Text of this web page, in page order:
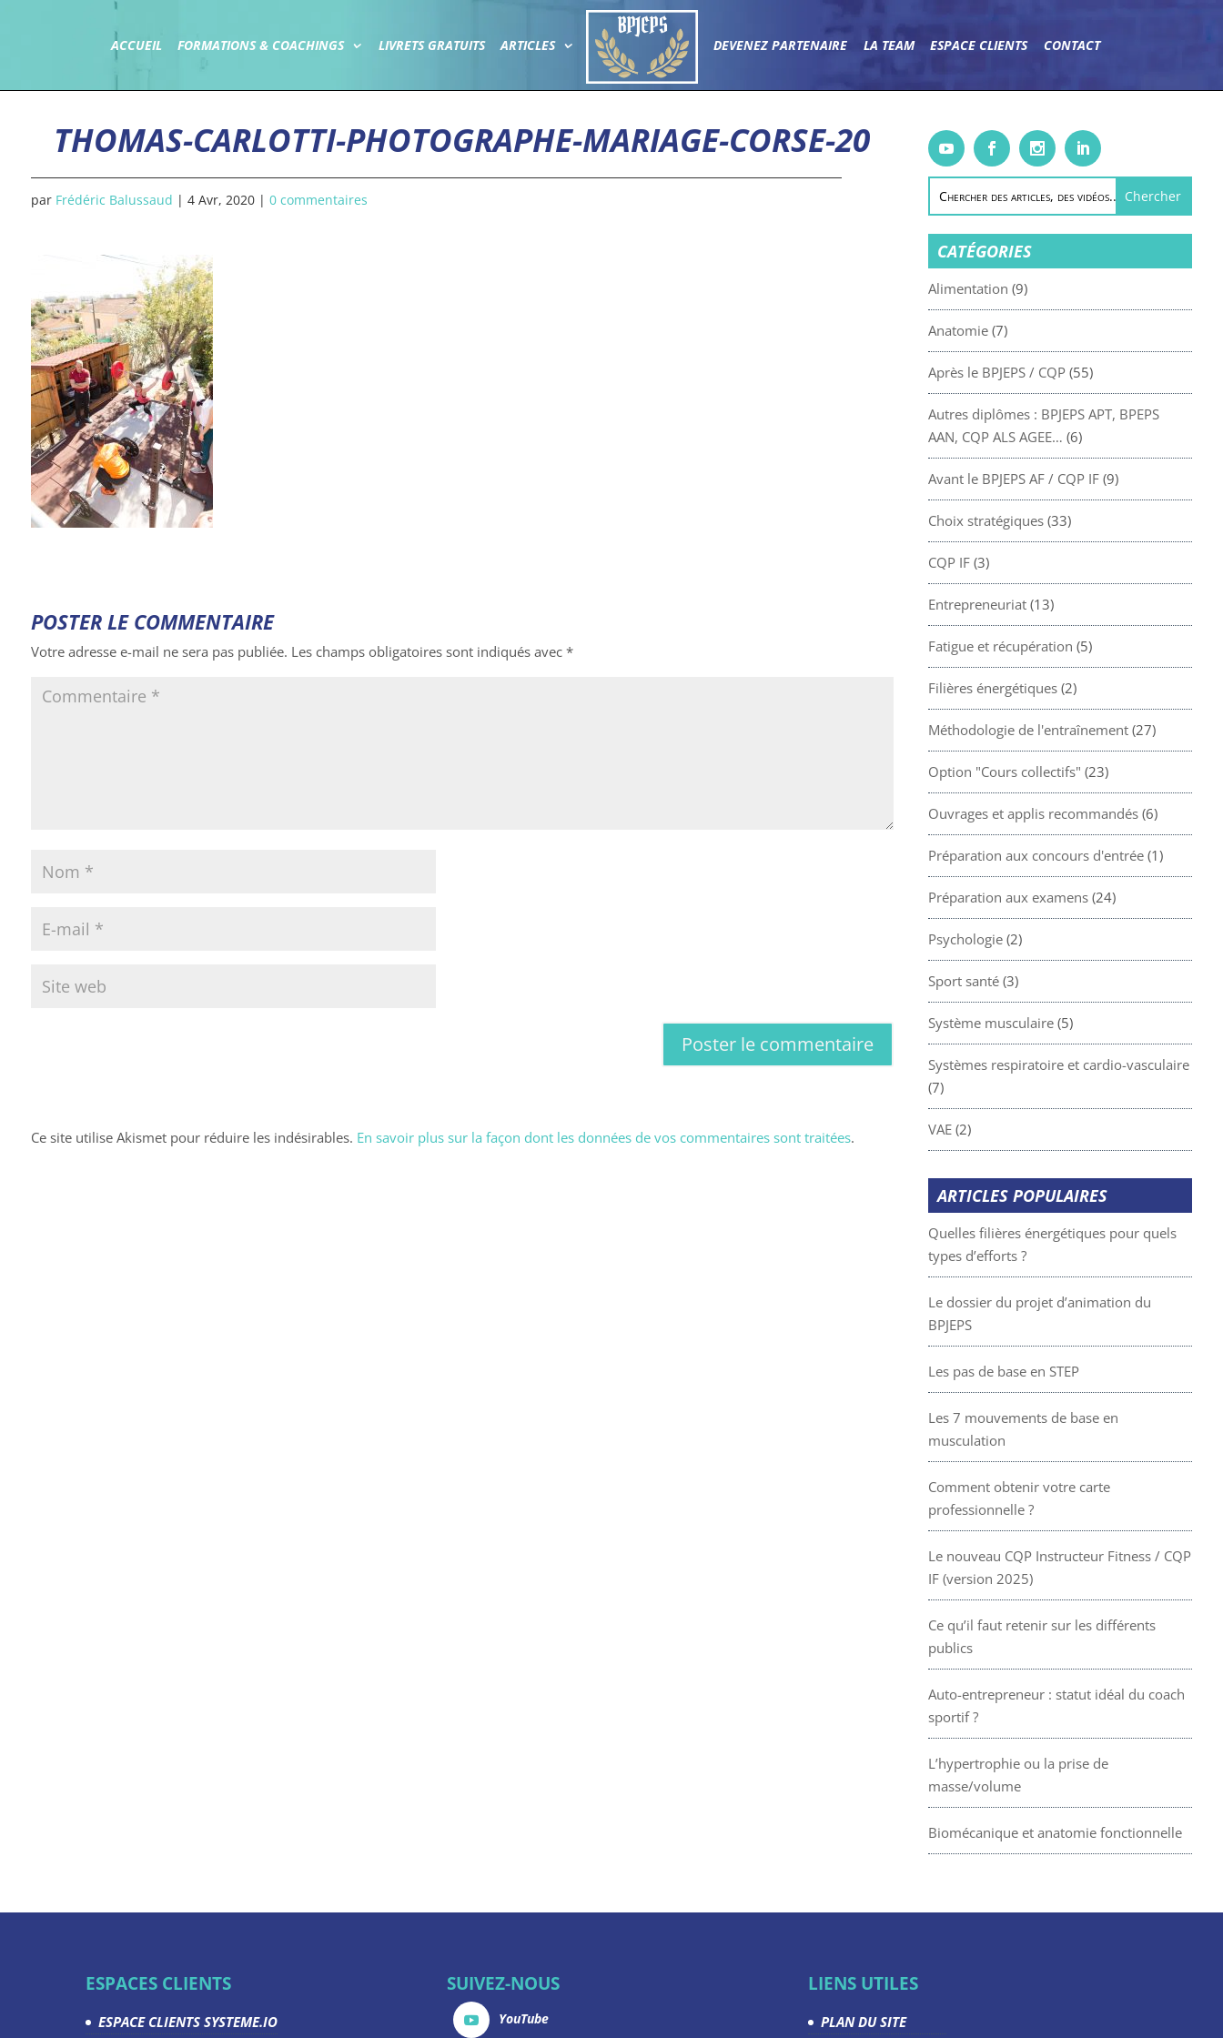
ACCUEIL FORMATIONS & COACHINGS LIVRETS GRATUITS ARTICLES DEVENEZ PARTENAIRE LA TEAM ESPACE CLIENTS CONTACT
THOMAS-CARLOTTI-PHOTOGRAPHE-MARIAGE-CORSE-20
par Frédéric Balussaud | 4 Avr, 2020| 0 commentaires
POSTER LE COMMENTAIRE
Votre adresse e-mail ne sera pas publiée. Les champs obligatoires sont indiqués avec *
Ce site utilise Akismet pour réduire les indésirables. En savoir plus sur la façon dont les données de vos commentaires sont traitées.
CATÉGORIES
Alimentation (9)
Anatomie(7)
Après le BPJEPS / CQP(55)
Autres diplômes : BPJEPS APT, BPEPS
AAN, CQP ALS AGEE… (6)
Avant le BPJEPS AF / CQP IF(9)
Choix stratégiques(33)
CQP IF(3)
Entrepreneuriat(13)
Fatigue et récupération (5)
Filières énergétiques(2)
Méthodologie de l'entraînement(27)
Option "Cours collectifs" (23)
Ouvrages et applis recommandés(6)
Préparation aux concours d'entrée(1)
Préparation aux examens(24)
Psychologie(2)
Sport santé(3)
Système musculaire(5)
Systèmes respiratoire et cardio-vasculaire
(7)
VAE(2)
ARTICLES POPULAIRES
Quelles filières énergétiques pour quels
types d’efforts ?
Le dossier du projet d’animation du
BPJEPS
Les pas de base en STEP
Les 7 mouvements de base en
musculation
Comment obtenir votre carte
professionnelle ?
Le nouveau CQP Instructeur Fitness / CQP
IF (version 2025)
Ce qu’il faut retenir sur les différents
publics
Auto-entrepreneur : statut idéal du coach
sportif ?
L’hypertrophie ou la prise de
masse/volume
Biomécanique et anatomie fonctionnelle
ESPACES CLIENTS
ESPACE CLIENTS SYSTEME.IO
SUIVEZ-NOUS
YouTube
LIENS UTILES
PLAN DU SITE